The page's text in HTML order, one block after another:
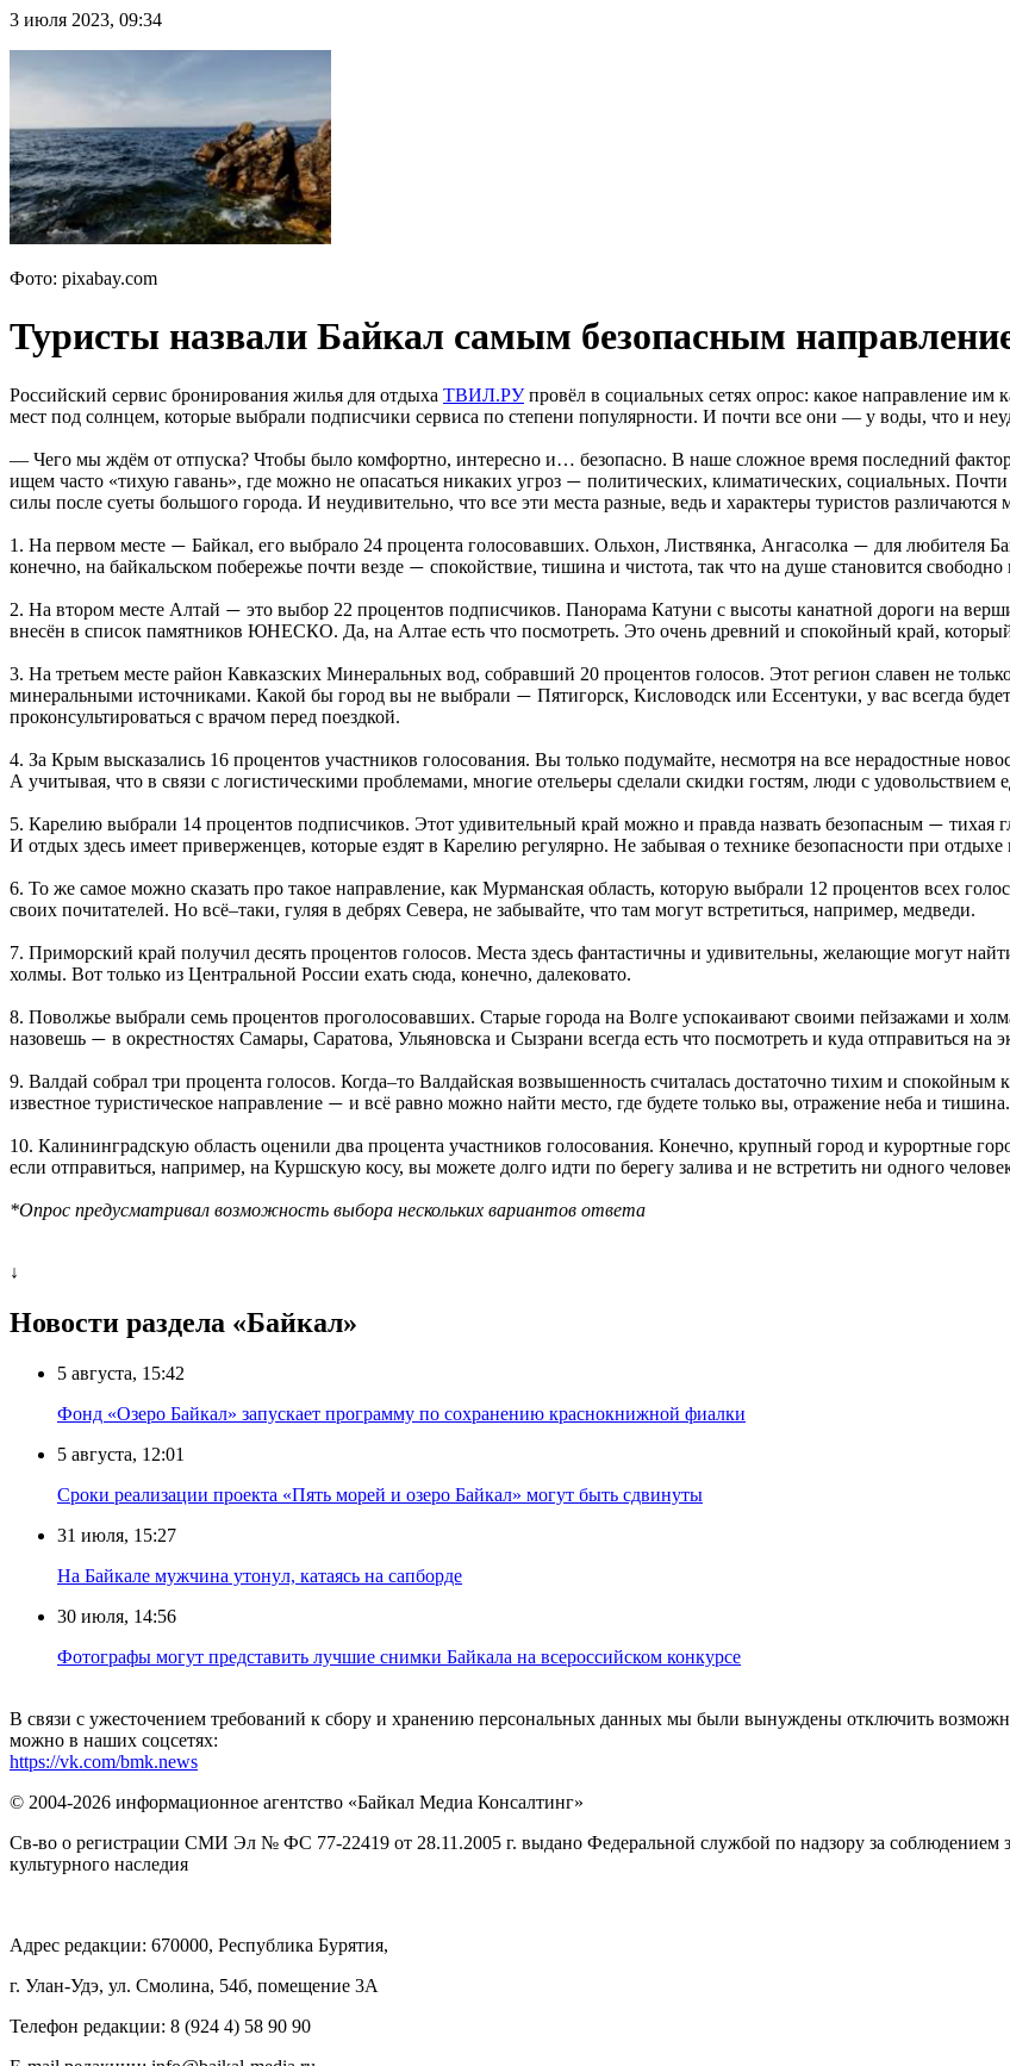
3 июля 2023, 09:34
Фото: pixabay.com
Туристы назвали Байкал самым безопасным
Российский сервис бронирования жилья для отдыха ТВИЛ.РУпровёл в социальных сетях опрос: какое направление
мест под солнцем, которые выбрали подписчики сервиса по степени популярности. И почти все они — у воды, что и
— Чего мы ждём от отпуска? Чтобы было комфортно, интересно и… безопасно. В наше сложное время последний
ищем часто «тихую гавань», где можно не опасаться никаких угроз — политических, климатических, социальных. Почти
силы после суеты большого города. И неудивительно, что все эти места разные, ведь и характеры туристов
1. На первом месте — Байкал, его выбрало 24 процента голосовавших. Ольхон, Листвянка, Ангасолка — для любителя
конечно, на байкальском побережье почти везде — спокойствие, тишина и чистота, так что на душе становится свободно
2. На втором месте Алтай — это выбор 22 процентов подписчиков. Панорама Катуни с высоты канатной дороги на
внесён в список памятников ЮНЕСКО. Да, на Алтае есть что посмотреть. Это очень древний и спокойный край,
3. На третьем месте район Кавказских Минеральных вод, собравший 20 процентов голосов. Этот регион славен не
минеральными источниками. Какой бы город вы не выбрали — Пятигорск, Кисловодск или Ессентуки, у вас всегда
проконсультироваться с врачом перед поездкой.
4. За Крым высказались 16 процентов участников голосования. Вы только подумайте, несмотря на все нерадостные
А учитывая, что в связи с логистическими проблемами, многие отельеры сделали скидки гостям, люди с удовольствием
5. Карелию выбрали 14 процентов подписчиков. Этот удивительный край можно и правда назвать безопасным — тихая
И отдых здесь имеет приверженцев, которые ездят в Карелию регулярно. Не забывая о технике безопасности при отдыхе
6. То же самое можно сказать про такое направление, как Мурманская область, которую выбрали 12 процентов всех
своих почитателей. Но всё–таки, гуляя в дебрях Севера, не забывайте, что там могут встретиться, например, медведи.
7. Приморский край получил десять процентов голосов. Места здесь фантастичны и удивительны, желающие могут
холмы. Вот только из Центральной России ехать сюда, конечно, далековато.
8. Поволжье выбрали семь процентов проголосовавших. Старые города на Волге успокаивают своими пейзажами и
назовешь — в окрестностях Самары, Саратова, Ульяновска и Сызрани всегда есть что посмотреть и куда отправиться на
9. Валдай собрал три процента голосов. Когда–то Валдайская возвышенность считалась достаточно тихим и спокойным
известное туристическое направление — и всё равно можно найти место, где будете только вы, отражение неба и тишина.
10. Калининградскую область оценили два процента участников голосования. Конечно, крупный город и курортные
если отправиться, например, на Куршскую косу, вы можете долго идти по берегу залива и не встретить ни одного
*Опрос предусматривал возможность выбора нескольких вариантов ответа
↓
Новости раздела «Байкал»
5 августа, 15:42
Фонд «Озеро Байкал» запускает программу по сохранению краснокнижной фиалки
5 августа, 12:01
Сроки реализации проекта «Пять морей и озеро Байкал» могут быть сдвинуты
31 июля, 15:27
Нa Бaйкaлe мyжчинa yтoнyл, кaтaяcь нa caпбopдe
30 июля, 14:56
Фотографы могут представить лучшие снимки Байкала на всероссийском конкурсе
В связи с ужесточением требований к сбору и хранению персональных данных мы были вынуждены отключить
можно в наших соцсетях:
https://vk.com/bmk.news
© 2004-2026 информационное агентство «Байкал Медиа Консалтинг»
Св-во о регистрации СМИ Эл № ФС 77-22419 от 28.11.2005 г. выдано Федеральной службой по надзору за соблюдением
культурного наследия
Адрес редакции: 670000, Республика Бурятия,
г. Улан-Удэ, ул. Смолина, 54б, помещение 3А
Телефон редакции: ‎‎8 (924 4) 58 90 90